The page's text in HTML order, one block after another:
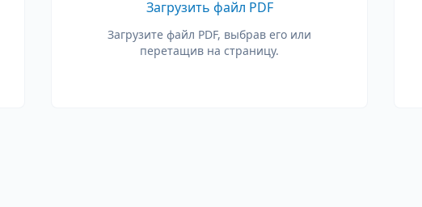
Загрузить файл PDF
Загрузите файл PDF, выбрав его или
перетащив на страницу.